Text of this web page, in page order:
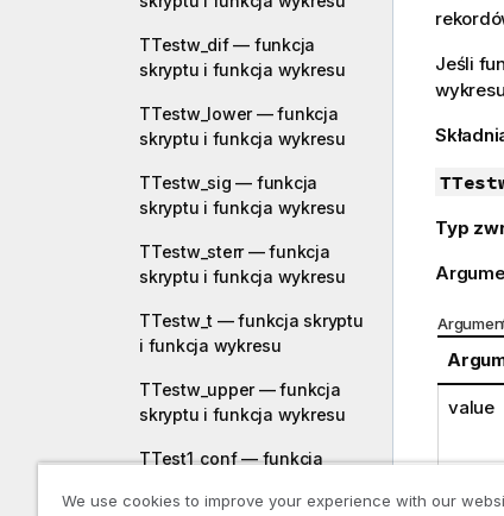
TTestw_dif — funkcja
skryptu i funkcja wykresu
TTestw_lower — funkcja
skryptu i funkcja wykresu
TTestw_sig — funkcja
skryptu i funkcja wykresu
TTestw_sterr — funkcja
skryptu i funkcja wykresu
TTestw_t — funkcja skryptu
i funkcja wykresu
TTestw_upper — funkcja
skryptu i funkcja wykresu
TTest1_conf — funkcja
Jeśli
Typ
value
We use cookies to improve your experience with our